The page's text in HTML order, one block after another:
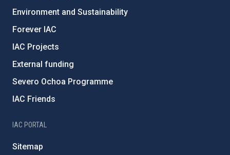
Environment and Sustainability
Forever IAC
IAC Projects
External funding
Severo Ochoa Programme
IAC Friends
IAC PORTAL
Sitemap